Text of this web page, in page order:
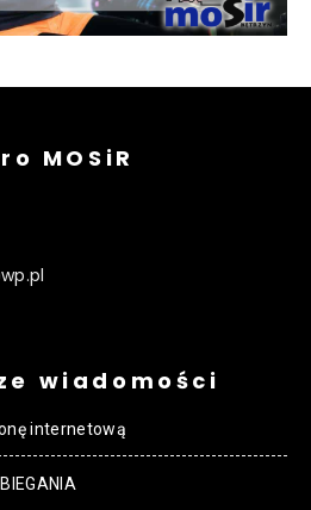
MOSiR
wiadomości
internetową